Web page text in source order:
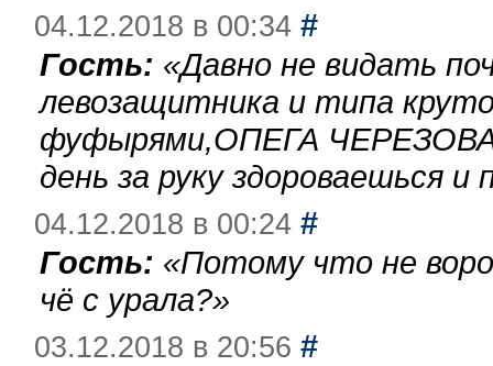
04.12.2018 в 00:34 #
Гость: «Давно не видать
левозащитника и типа
фуфырями,ОПЕГА
день за руку здороваешься
04.12.2018 в 00:24 #
Гость: «Потому что не
чё с урала?»
03.12.2018 в 20:56 #